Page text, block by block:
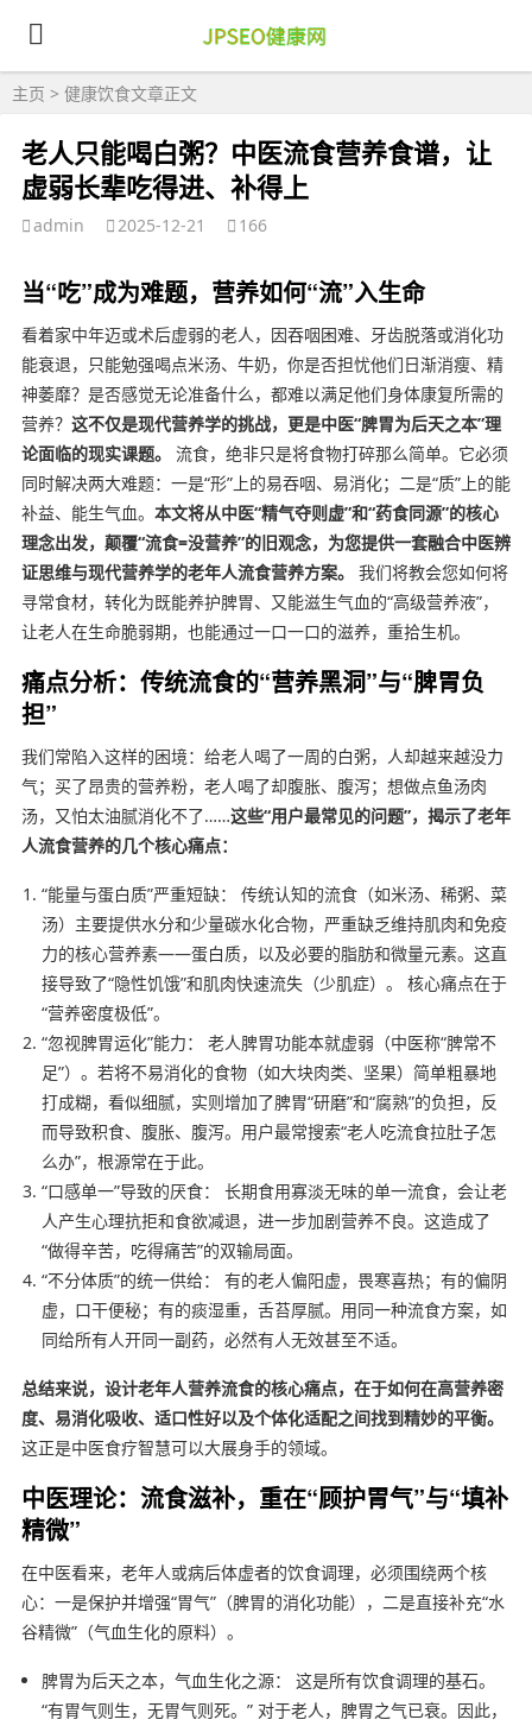
主页 > 健康饮食文章正文
老人只能喝白粥？中医流食营养食谱，让
虚弱长辈吃得进、补得上
admin 2025-12-21 166
当“吃”成为难题，营养如何“流”入生命
看着家中年迈或术后虚弱的老人，因吞咽困难、牙齿脱落或消化功
能衰退，只能勉强喝点米汤、牛奶，你是否担忧他们日渐消瘦、精
神萎靡？是否感觉无论准备什么，都难以满足他们身体康复所需的
营养？ 这不仅是现代营养学的挑战，更是中医“脾胃为后天之本”理
论面临的现实课题。
流食，绝非只是将食物打碎那么简单。它必须
同时解决两大难题：一是“形”上的易吞咽、易消化；二是“质”上的能
补益、能生气血。 本文将从中医“精气夺则虚”和“药食同源”的核心
理念出发，颠覆“流食=没营养”的旧观念，为您提供一套融合中医辨
证思维与现代营养学的老年人流食营养方案。
我们将教会您如何将
寻常食材，转化为既能养护脾胃、又能滋生气血的“高级营养液”，
让老人在生命脆弱期，也能通过一口一口的滋养，重拾生机。
痛点分析：传统流食的“营养黑洞”与“脾胃负
担”
我们常陷入这样的困境：给老人喝了一周的白粥，人却越来越没力
气；买了昂贵的营养粉，老人喝了却腹胀、腹泻；想做点鱼汤肉
汤，又怕太油腻消化不了……这些“用户最常见的问题”，揭示了老年
人流食营养的几个核心痛点：
“能量与蛋白质”严重短缺： 传统认知的流食（如米汤、稀粥、菜
汤）主要提供水分和少量碳水化合物，严重缺乏维持肌肉和免疫
力的核心营养素——蛋白质，以及必要的脂肪和微量元素。这直
接导致了“隐性饥饿”和肌肉快速流失（少肌症）。 核心痛点在于
“营养密度极低”。
“忽视脾胃运化”能力： 老人脾胃功能本就虚弱（中医称“脾常不
足”）。若将不易消化的食物（如大块肉类、坚果）简单粗暴地
打成糊，看似细腻，实则增加了脾胃“研磨”和“腐熟”的负担，反
而导致积食、腹胀、腹泻。用户最常搜索“老人吃流食拉肚子怎
么办”，根源常在于此。
“口感单一”导致的厌食： 长期食用寡淡无味的单一流食，会让老
人产生心理抗拒和食欲减退，进一步加剧营养不良。这造成了
“做得辛苦，吃得痛苦”的双输局面。
“不分体质”的统一供给： 有的老人偏阳虚，畏寒喜热；有的偏阴
虚，口干便秘；有的痰湿重，舌苔厚腻。用同一种流食方案，如
同给所有人开同一副药，必然有人无效甚至不适。
总结来说，设计老年人营养流食的核心痛点，在于如何在高营养密
度、易消化吸收、适口性好以及个体化适配之间找到精妙的平衡。
这正是中医食疗智慧可以大展身手的领域。
中医理论：流食滋补，重在“顾护胃气”与“填补
精微”
在中医看来，老年人或病后体虚者的饮食调理，必须围绕两个核
心：一是保护并增强“胃气”（脾胃的消化功能），二是直接补充“水
谷精微”（气血生化的原料）。
脾胃为后天之本，气血生化之源： 这是所有饮食调理的基石。
“有胃气则生，无胃气则死。” 对于老人，脾胃之气已衰。因此，